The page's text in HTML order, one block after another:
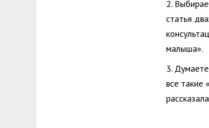
2.
статья
малыша».
3.
все такие